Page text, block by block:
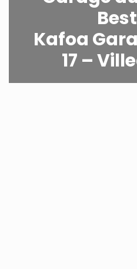
Kafoa
17 –